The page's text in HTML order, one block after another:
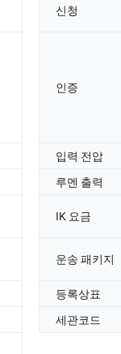
신청
인증
입력 전압
루멘 출력
IK 요금
운송 패키지
등록상표
세관코드